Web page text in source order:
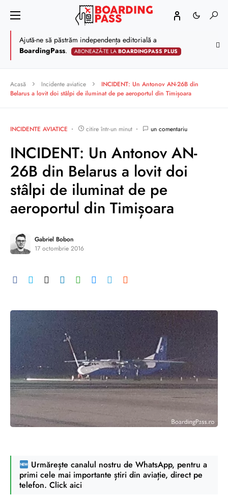
Ajută-ne să păstrăm independența editorială a
BoardingPass. ABONEAZĂ-TE LABOARDINGPASS PLUS
Acasă Incidente aviatice
INCIDENT: Un Antonov AN-26B din
Belarus a lovit doi stâlpi de iluminat de pe aeroportul din Timișoara
INCIDENTE AVIATICE citire într-un minut un comentariu
INCIDENT: Un Antonov AN-
26B din Belarus a lovit doi
stâlpi de iluminat de pe
aeroportul din Timișoara
Gabriel Bobon
17 octombrie 2016
Urmărește canalul nostru de WhatsApp, pentru a
primi cele mai importante știri din aviație, direct pe
telefon. Click aici